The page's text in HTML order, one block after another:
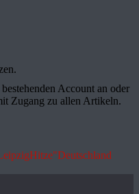
Account an oder
Zugang zu allen Artikeln.
Hitze"Deutschland